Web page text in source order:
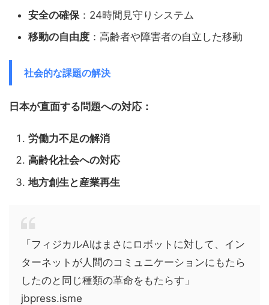
安全の確保 ：24時間見守りシステム
移動の自由度 ：高齢者や障害者の自立した移動
社会的な課題の解決
日本が直面する問題への対応：
労働力不足の解消
高齢化社会への対応
地方創生と産業再生
「フィジカルAIはまさにロボットに対して、イン
ターネットが人間のコミュニケーションにもたら
したのと同じ種類の革命をもたらす」
jbpress.isme